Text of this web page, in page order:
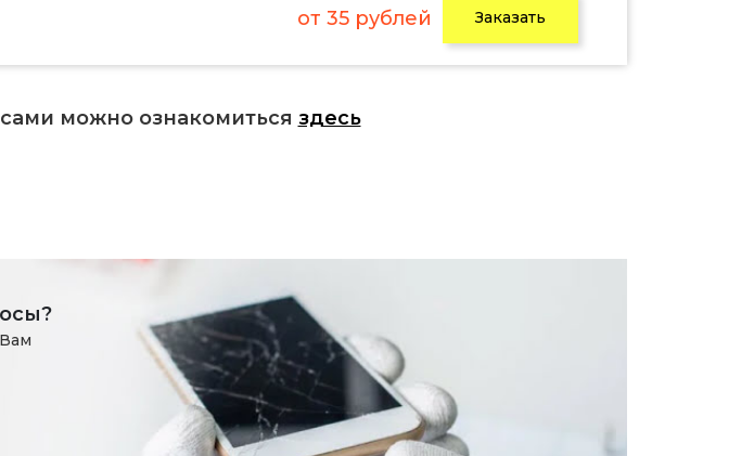
от 35 рублей Заказать
можно ознакомиться здесь